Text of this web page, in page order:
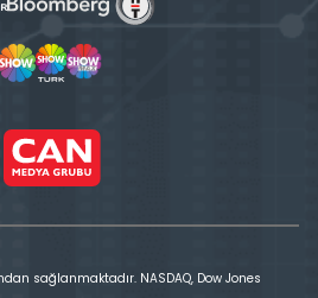
sağlanmaktadır. NASDAQ, Dow Jones